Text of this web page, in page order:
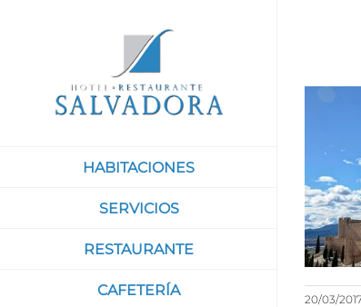
HABITACIONES
SERVICIOS
RESTAURANTE
CAFETERÍA
20/03/